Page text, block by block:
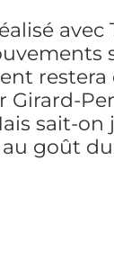
sait-
goût